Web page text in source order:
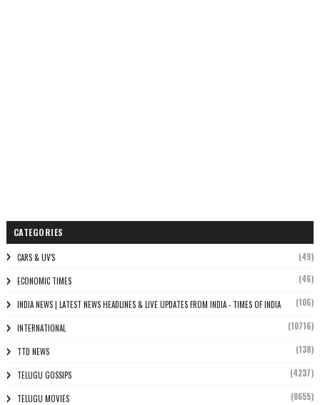
CATEGORIES
CARS & UV'S (49)
ECONOMIC TIMES (46)
INDIA NEWS | LATEST NEWS HEADLINES & LIVE UPDATES FROM INDIA - TIMES OF INDIA (106)
INTERNATIONAL (10716)
TTD NEWS (138)
TELUGU GOSSIPS (4237)
TELUGU MOVIES (8655)